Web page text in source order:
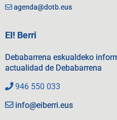
agenda@dotb.eus
EI! Berri
Debabarrena eskualdeko
actualidad de Debabarrena
946 550 033
info@eiberri.eus